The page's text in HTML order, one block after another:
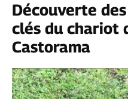
Découverte
clés du chariot
Castorama